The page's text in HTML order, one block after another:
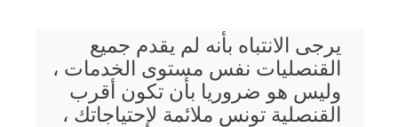
يرجى الانتباه بأنه لم يقدم جميع
القنصليات نفس مستوى الخدمات ،
وليس هو ضروريا بأن تكون أقرب
القنصلية تونس ملائمة لإحتياجاتك ،